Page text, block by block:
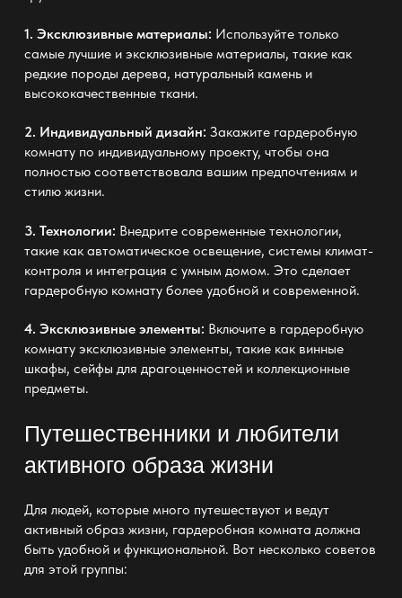
1. Эксклюзивные материалы: Используйте только
самые лучшие и эксклюзивные материалы, такие как
редкие породы дерева, натуральный камень и
высококачественные ткани.
2. Индивидуальный дизайн: Закажите гардеробную
комнату по индивидуальному проекту, чтобы она
полностью соответствовала вашим предпочтениям и
стилю жизни.
3. Технологии: Внедрите современные технологии,
такие как автоматическое освещение, системы климат-
контроля и интеграция с умным домом. Это сделает
гардеробную комнату более удобной и современной.
4. Эксклюзивные элементы: Включите в гардеробную
комнату эксклюзивные элементы, такие как винные
шкафы, сейфы для драгоценностей и коллекционные
предметы.
Путешественники и любители
активного образа жизни
Для людей, которые много путешествуют и ведут
активный образ жизни, гардеробная комната должна
быть удобной и функциональной. Вот несколько советов
для этой группы: